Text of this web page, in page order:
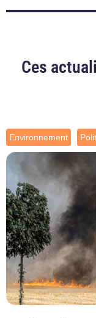
Ces
Environnement